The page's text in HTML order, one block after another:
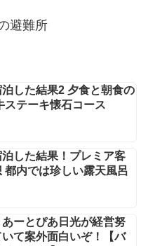
避難所
した結果2 夕食と朝食の
ステーキ懐石コース
した結果！プレミア客
都内では珍しい露天風呂
あーとぴあ日光が経営努
て案外面白いぞ！【バ